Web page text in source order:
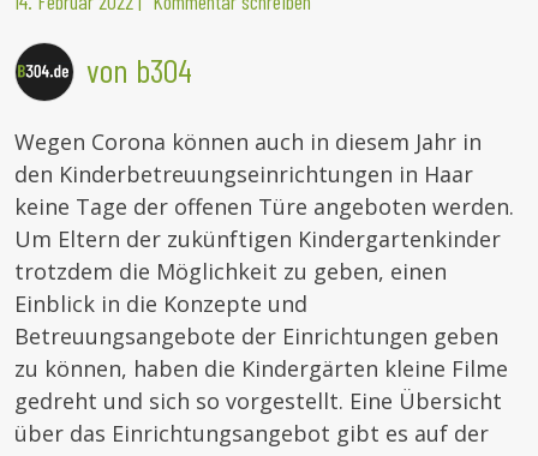
von b304
Wegen Corona können auch in diesem Jahr in
den Kinderbetreuungseinrichtungen in Haar
keine Tage der offenen Türe angeboten werden.
Um Eltern der zukünftigen Kindergartenkinder
trotzdem die Möglichkeit zu geben, einen
Einblick in die Konzepte und
Betreuungsangebote der Einrichtungen geben
zu können, haben die Kindergärten kleine Filme
gedreht und sich so vorgestellt. Eine Übersicht
über das Einrichtungsangebot gibt es auf der